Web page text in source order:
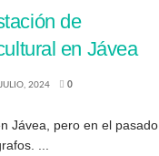
de
en Jávea
2024 0
Jávea, pero en el pasado
...